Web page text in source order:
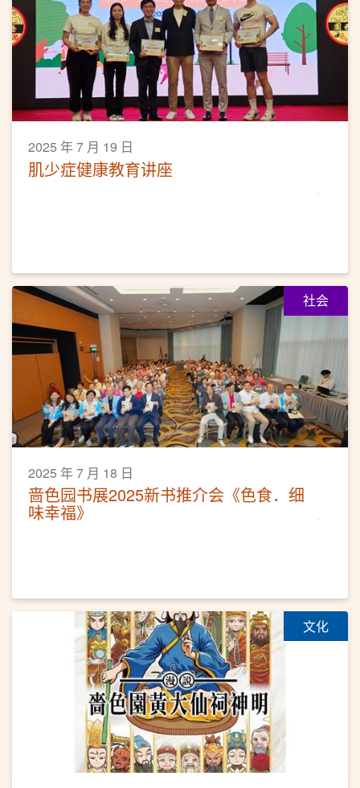
2025 年 7 月 19 日
肌少症健康教育讲座
社会
2025 年 7 月 18 日
啬色园书展2025新书推介会《色食．细
味幸福》
文化